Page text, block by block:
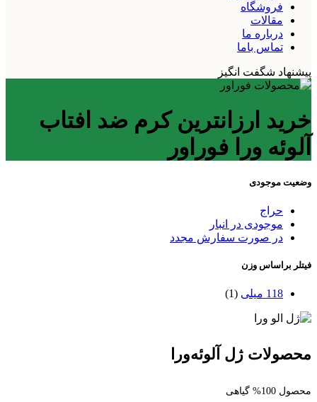
فروشگاه
مقالات
درباره ما
تماس باما
پیشنهاد شگفت انگیز
خرید ارزانترین کرم ضد افتاب
آلوئه ورا فوراور
وضعیت موجودی
حراج
موجودی در انبار
در صورت سفارش مجدد
فیتلر براساس وزن
118 میلی (1)
محصولات ژل آلوئه‌ورا
محصول 100% گیاهی